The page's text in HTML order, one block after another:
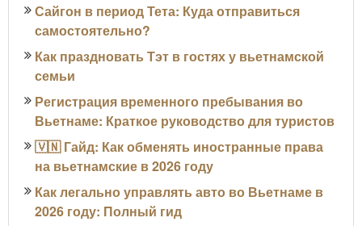
Сайгон в период Тета: Куда отправиться
самостоятельно?
Как праздновать Тэт в гостях у вьетнамской
семьи
Регистрация временного пребывания во
Вьетнаме: Краткое руководство для туристов
🇻🇳 Гайд: Как обменять иностранные права
на вьетнамские в 2026 году
Как легально управлять авто во Вьетнаме в
2026 году: Полный гид